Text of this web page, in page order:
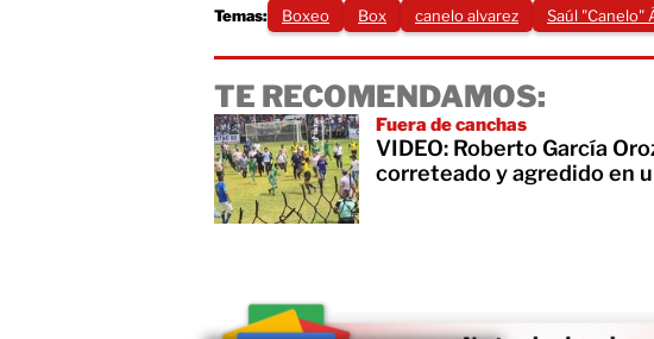
Temas: Boxeo Box canelo alvarez Saúl "Canelo"
TE RECOMENDAMOS:
Fuera de canchas
VIDEO: Roberto García
correteado y agredido en